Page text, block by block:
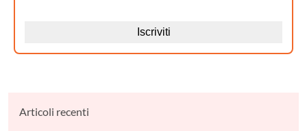
Articoli recenti